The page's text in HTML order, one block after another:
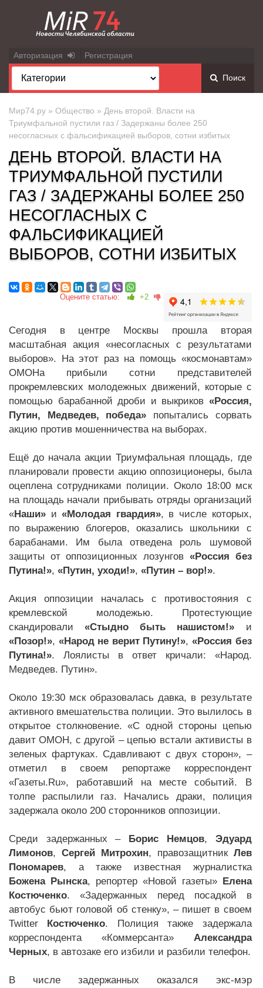
Авторизация Регистрация
Поиск
Мир74.ру » Общество » День второй. Власти на
Триумфальной пустили газ / Задержаны более 250
несогласных с фальсификацией выборов, сотни избитых
ДЕНЬ ВТОРОЙ. ВЛАСТИ НА
ТРИУМФАЛЬНОЙ ПУСТИЛИ
ГАЗ / ЗАДЕРЖАНЫ БОЛЕЕ 250
НЕСОГЛАСНЫХ С
ФАЛЬСИФИКАЦИЕЙ
ВЫБОРОВ, СОТНИ ИЗБИТЫХ
Оцените статью: +2
Сегодня в центре Москвы прошла вторая
масштабная акция «несогласных с результатами
выборов». На этот раз на помощь «космонавтам»
ОМОНа прибыли сотни представителей
прокремлевских молодежных движений, которые с
помощью барабанной дроби и выкриков «Россия,
Путин, Медведев, победа» попытались сорвать
акцию против мошенничества на выборах.
Ещё до начала акции Триумфальная площадь, где
планировали провести акцию оппозиционеры, была
оцеплена сотрудниками полиции. Около 18:00 мск
на площадь начали прибывать отряды организаций
«Наши» и«Молодая гвардия», в числе которых,
по выражению блогеров, оказались школьники с
барабанами. Им была отведена роль шумовой
защиты от оппозиционных лозунгов «Россия без
Путина!», «Путин, уходи!», «Путин – вор!».
Акция оппозиции началась с противостояния с
кремлевской молодежью. Протестующие
скандировали«Стыдно быть нашистом!» и
«Позор!», «Народ не верит Путину!», «Россия без
Путина!». Лоялисты в ответ кричали: «Народ.
Медведев. Путин».
Около 19:30 мск образовалась давка, в результате
активного вмешательства полиции. Это вылилось в
открытое столкновение. «С одной стороны цепью
давит ОМОН, с другой – цепью встали активисты в
зеленых фартуках. Сдавливают с двух сторон», –
отметил в своем репортаже корреспондент
«Газеты.Ru», работавший на месте событий. В
толпе распылили газ. Начались драки, полиция
задержала около 200 сторонников оппозиции.
Среди задержанных – Борис Немцов, Эдуард
Лимонов, Сергей Митрохин, правозащитник Лев
Пономарев, а также известная журналистка
Божена Рынска, репортер «Новой газеты»Елена
Костюченко. «Задержанных перед посадкой в
автобус бьют головой об стенку», – пишет в своем
Twitter Костюченко. Полиция также задержала
корреспондента «Коммерсанта» Александра
Черных, в автозаке его избили и разбили телефон.
В числе задержанных оказался экс-мэр